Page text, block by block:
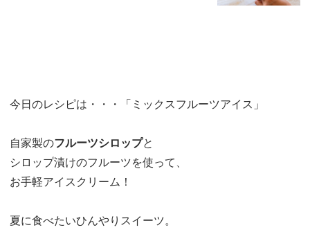
今日のレシピは・・・「ミックスフルーツアイス」
自家製のフルーツシロップと
シロップ漬けのフルーツを使って、
お手軽アイスクリーム！
夏に食べたいひんやりスイーツ。